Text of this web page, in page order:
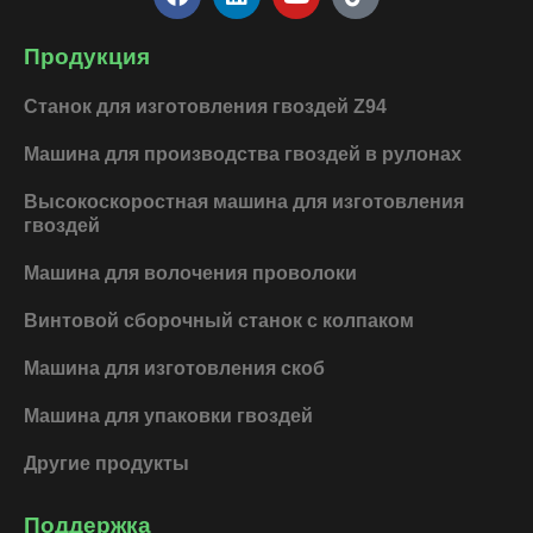
a
o
k
i
d
n
o
b
i
k
Продукция
Станок для изготовления гвоздей Z94
Машина для производства гвоздей в рулонах
Высокоскоростная машина для изготовления
гвоздей
Машина для волочения проволоки
Винтовой сборочный станок с колпаком
Машина для изготовления скоб
Машина для упаковки гвоздей
Другие продукты
Поддержка